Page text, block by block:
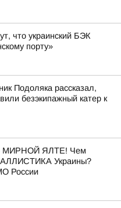
что украинский БЭК
порту»
Подоляка рассказал,
безэкипажный катер к
МИРНОЙ ЯЛТЕ! Чем
Украины?
России